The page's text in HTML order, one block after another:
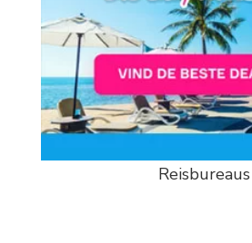
Reisbureaus